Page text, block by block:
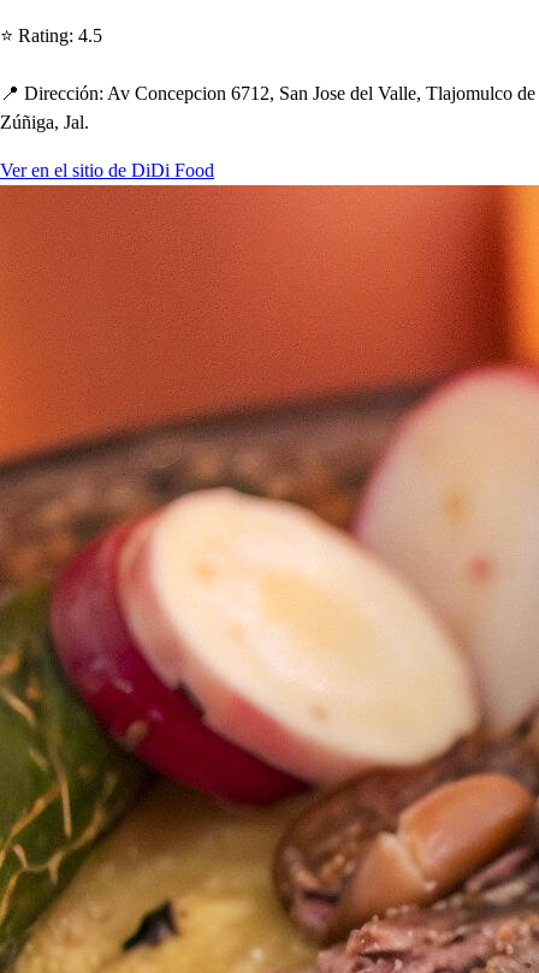
⭐ Rating: 4.5
📍 Dirección: Av Concepcion 6712, San Jose del Valle, Tlajomulco de
Zúñiga, Jal.
Ver en el sitio de DiDi Food